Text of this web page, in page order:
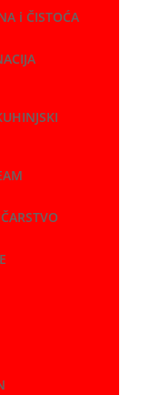
i ČISTOĆA